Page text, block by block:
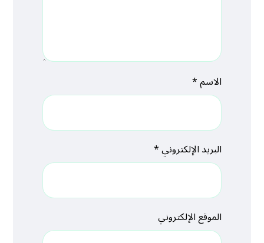
الاسم*
البريد الإلكتروني*
الموقع الإلكتروني